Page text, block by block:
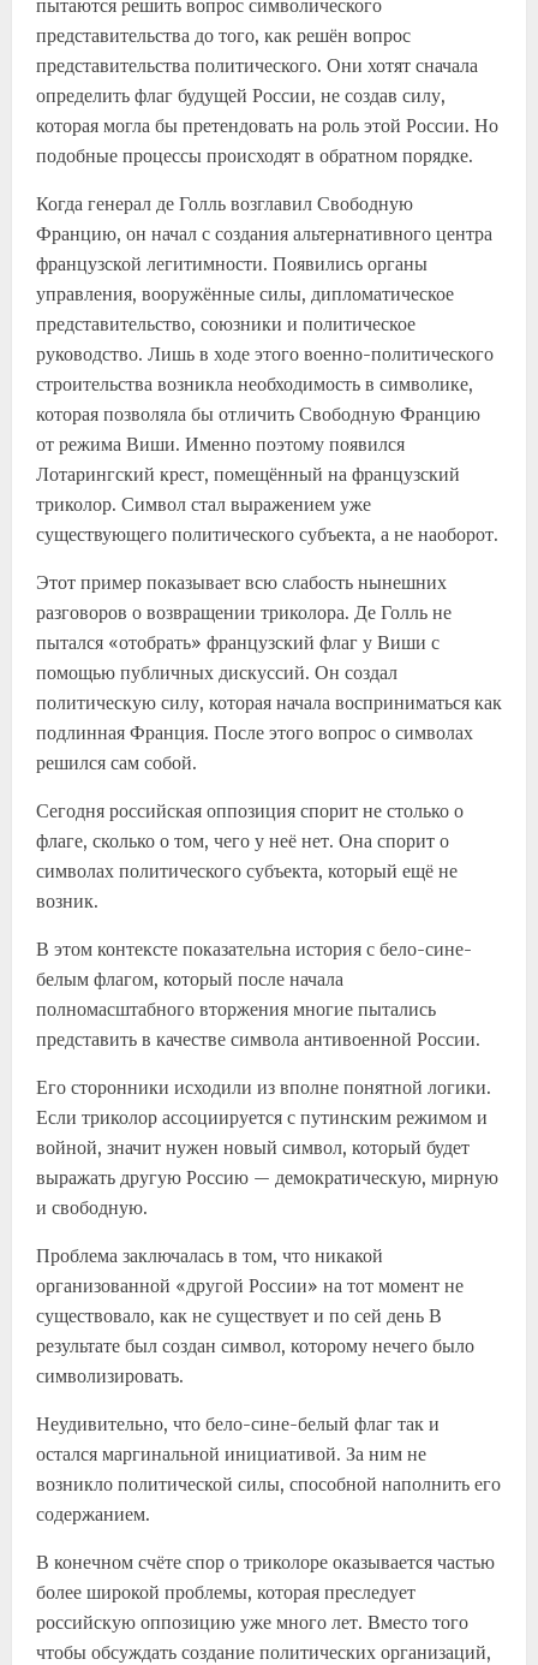
пытаются решить вопрос символического
представительства до того, как решён вопрос
представительства политического. Они хотят сначала
определить флаг будущей России, не создав силу,
которая могла бы претендовать на роль этой России. Но
подобные процессы происходят в обратном порядке.
Когда генерал де Голль возглавил Свободную
Францию, он начал с создания альтернативного центра
французской легитимности. Появились органы
управления, вооружённые силы, дипломатическое
представительство, союзники и политическое
руководство. Лишь в ходе этого военно-политического
строительства возникла необходимость в символике,
которая позволяла бы отличить Свободную Францию
от режима Виши. Именно поэтому появился
Лотарингский крест, помещённый на французский
триколор. Символ стал выражением уже
существующего политического субъекта, а не наоборот.
Этот пример показывает всю слабость нынешних
разговоров о возвращении триколора. Де Голль не
пытался «отобрать» французский флаг у Виши с
помощью публичных дискуссий. Он создал
политическую силу, которая начала восприниматься как
подлинная Франция. После этого вопрос о символах
решился сам собой.
Сегодня российская оппозиция спорит не столько о
флаге, сколько о том, чего у неё нет. Она спорит о
символах политического субъекта, который ещё не
возник.
В этом контексте показательна история с бело-сине-
белым флагом, который после начала
полномасштабного вторжения многие пытались
представить в качестве символа антивоенной России.
Его сторонники исходили из вполне понятной логики.
Если триколор ассоциируется с путинским режимом и
войной, значит нужен новый символ, который будет
выражать другую Россию — демократическую, мирную
и свободную.
Проблема заключалась в том, что никакой
организованной «другой России» на тот момент не
существовало, как не существует и по сей день В
результате был создан символ, которому нечего было
символизировать.
Неудивительно, что бело-сине-белый флаг так и
остался маргинальной инициативой. За ним не
возникло политической силы, способной наполнить его
содержанием.
В конечном счёте спор о триколоре оказывается частью
более широкой проблемы, которая преследует
российскую оппозицию уже много лет. Вместо того
чтобы обсуждать создание политических организаций,